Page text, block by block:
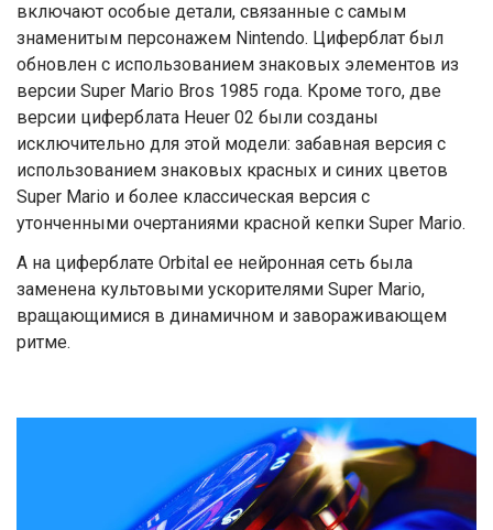
включают особые детали, связанные с самым
знаменитым персонажем Nintendo. Циферблат был
обновлен с использованием знаковых элементов из
версии Super Mario Bros 1985 года. Кроме того, две
версии циферблата Heuer 02 были созданы
исключительно для этой модели: забавная версия с
использованием знаковых красных и синих цветов
Super Mario и более классическая версия с
утонченными очертаниями красной кепки Super Mario.
А на циферблате Orbital ее нейронная сеть была
заменена культовыми ускорителями Super Mario,
вращающимися в динамичном и завораживающем
ритме.